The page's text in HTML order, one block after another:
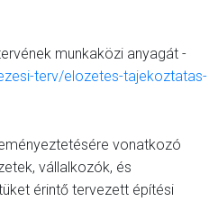
munkaközi anyagát -
terv/elozetes-tajekoztatas-
vonatkozó
vállalkozók, és
érintő tervezett építési